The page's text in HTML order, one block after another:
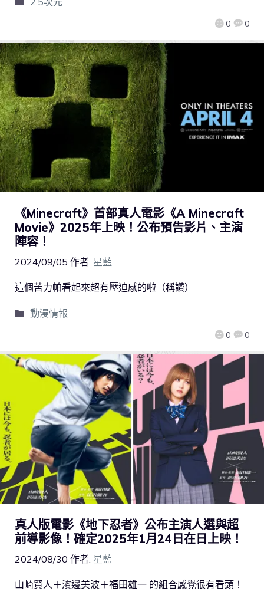
0 0
《Minecraft》首部真人電影《A Minecraft
Movie》2025年上映！公布預告影片、主演
陣容！
2024/09/05 作者: 星藍
0 0
這個苦力帕看起來超有壓迫感的啦（稱讚）
動漫情報
真人版電影《地下忍者》公布主演人選與超
前導影像！確定2025年1月24日在日上映！
2024/08/30 作者: 星藍
山崎賢人＋濱邊美波＋福田雄一 的組合感覺很有看頭！